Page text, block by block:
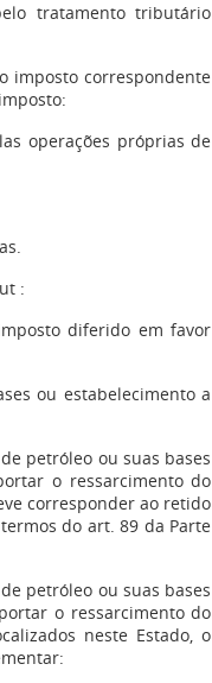
tratamento tributário
imposto correspondente
operações próprias de
:
diferido em favor
ou estabelecimento a
petróleo ou suas bases
o ressarcimento do
corresponder ao retido
do art. 89 da Parte
petróleo ou suas bases
o ressarcimento do
neste Estado, o